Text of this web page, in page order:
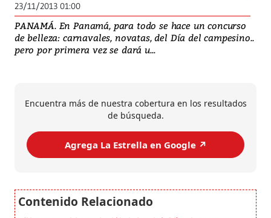
23/11/2013 01:00
PANAMÁ. En Panamá, para todo se hace un concurso
de belleza: carnavales, novatas, del Día del campesino..
pero por primera vez se dará u...
Encuentra más de nuestra cobertura en los resultados
de búsqueda.
Agrega La Estrella en Google ↗️